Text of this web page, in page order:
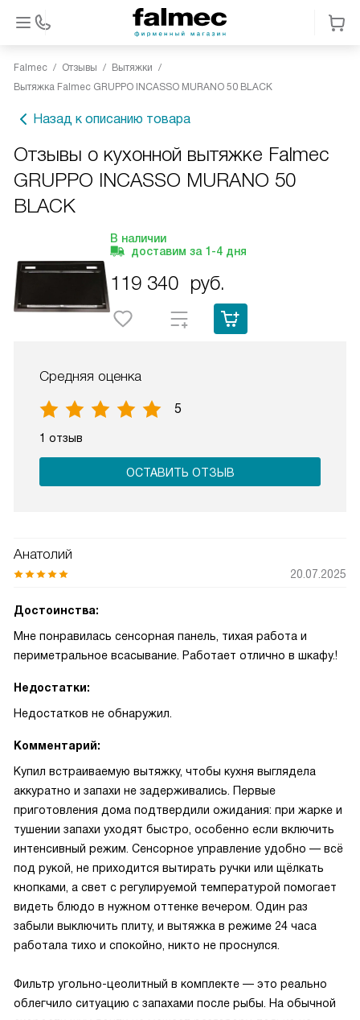
Falmec Отзывы
Вытяжки
Вытяжка Falmec GRUPPO INCASSO MURANO 50 BLACK
Назад к описанию товара
Отзывы о кухонной вытяжке Falmec
GRUPPO INCASSO MURANO 50
BLACK
В наличии
доставим за 1-4 дня
119 340 руб.
Средняя оценка
5
1 отзыв
ОСТАВИТЬ ОТЗЫВ
Анатолий
20.07.2025
Достоинства:
Мне понравилась сенсорная панель, тихая работа и
периметральное всасывание. Работает отлично в шкафу.!
Недостатки:
Недостатков не обнаружил.
Комментарий:
Купил встраиваемую вытяжку, чтобы кухня выглядела
аккуратно и запахи не задерживались. Первые
приготовления дома подтвердили ожидания: при жарке и
тушении запахи уходят быстро, особенно если включить
интенсивный режим. Сенсорное управление удобно — всё
под рукой, не приходится вытирать ручки или щёлкать
кнопками, а свет с регулируемой температурой помогает
видеть блюдо в нужном оттенке вечером. Один раз
забыли выключить плиту, и вытяжка в режиме 24 часа
работала тихо и спокойно, никто не проснулся.
Фильтр угольно-цеолитный в комплекте — это реально
облегчило ситуацию с запахами после рыбы. На обычной